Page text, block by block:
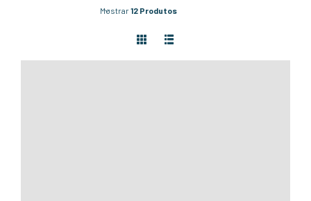
Mostrar12 Produtos